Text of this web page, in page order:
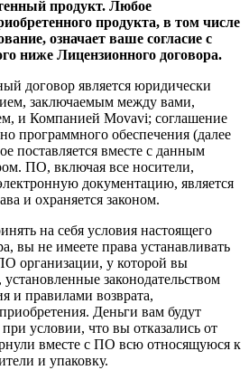
продукт. Любое
продукта, в том числе
означает ваше согласие с
ниже Лицензионного договора.
договор является юридически
заключаемым между вами,
и Компанией Movavi; соглашение
программного обеспечения (далее
поставляется вместе с данным
ПО, включая все носители,
документацию, является
и охраняется законом.
на себя условия настоящего
вы не имеете права устанавливать
организации, у которой вы
законодательством
и правилами возврата,
Деньги вам будут
условии, что вы отказались от
вместе с ПО всю относящуюся к
и упаковку.